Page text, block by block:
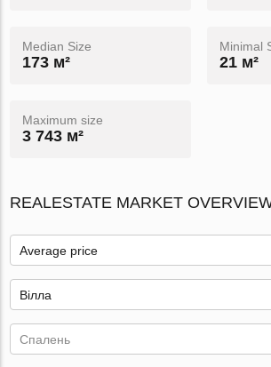
Median Size
173 м²
Minimal
21 м²
Maximum size
3 743 м²
REALESTATE MARKET
Average price
Вілла
Спалень